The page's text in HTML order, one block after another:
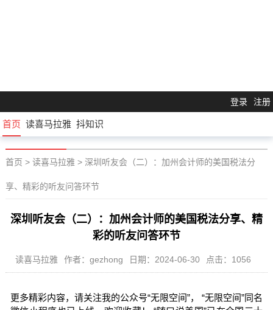
登录 注册
首页 读喜马拉雅 抖知识
首页 > 读喜马拉雅> 深圳听友会（二）：加州会计师的美国税法分
享、精彩的听友问答环节
深圳听友会（二）：加州会计师的美国税法分享、精
彩的听友问答环节
读喜马拉雅 作者：gezhong 日期：2024-06-30 点击：1056
更多精彩内容，请关注我的公众号“无限空间”， “无限空间”同名